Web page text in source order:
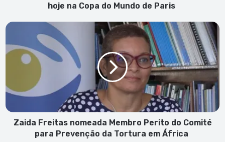
Paris
hoje na Copa do Mundo de Paris
Zaida
nomeada
Membro
Comité
Prevenção
Zaida Freitas nomeada Membro Perito do Comité
para Prevenção da Tortura em África